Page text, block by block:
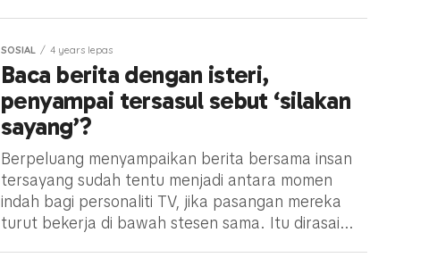
SOSIAL 4 years lepas
Baca berita dengan isteri,
penyampai tersasul sebut ‘silakan
sayang’?
Berpeluang menyampaikan berita bersama insan
tersayang sudah tentu menjadi antara momen
indah bagi personaliti TV, jika pasangan mereka
turut bekerja di bawah stesen sama. Itu dirasai...